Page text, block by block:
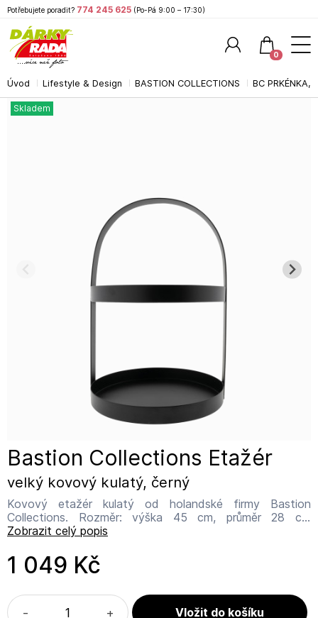
Úvod Lifestyle & Design BASTION COLLECTIONS BC PRKÉNKA,
Bastion Collections Etažér
velký kovový kulatý, černý
Kovový etažér kulatý od holandské firmy Bastion
Collections. Rozměr: výška 45 cm, průměr 28 cm
Materiál: kov Název výrobce: Bastion Collections Adresa
info@bastioncollections.nl
Zobrazit celý popis
Skladem
1 049 Kč
- +
Potřebujete poradit? 774 245 625 (Po-Pá 9:00 – 17:30)
0